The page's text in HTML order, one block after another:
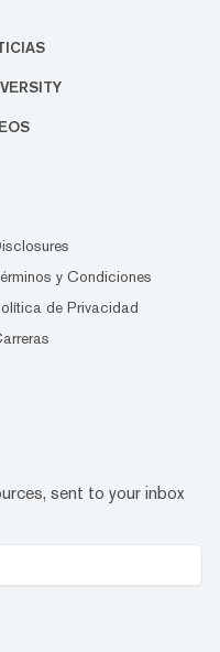
y Condiciones
de Privacidad
sent to your inbox